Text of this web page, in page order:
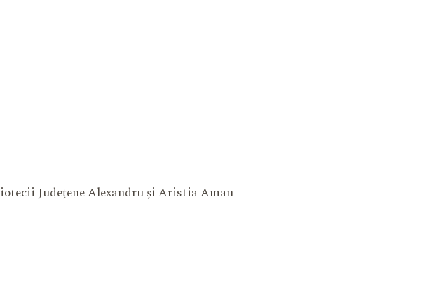
Județene Alexandru și Aristia Aman